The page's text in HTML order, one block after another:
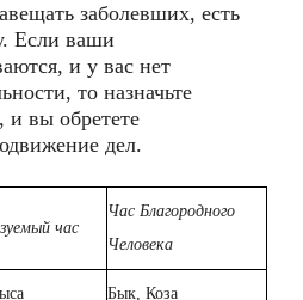
заболевших, есть
Если ваши
и у вас нет
то назначьте
, и вы обретете
дел.
час
Час Благородного
Человека
Бык, Коза